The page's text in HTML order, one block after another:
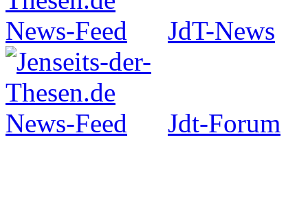
JdT-News
Jdt-Forum